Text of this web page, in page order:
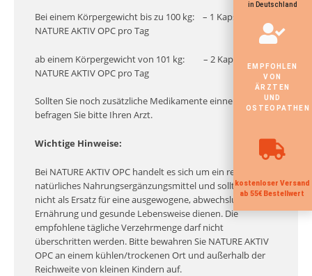
Bei einem Körpergewicht bis zu 100 kg: – 1 Kapsel
NATURE AKTIV OPC pro Tag
ab einem Körpergewicht von 101 kg: – 2 Kapseln
NATURE AKTIV OPC pro Tag
Sollten Sie noch zusätzliche Medikamente einnehmen,
befragen Sie bitte Ihren Arzt.
Wichtige Hinweise:
Bei NATURE AKTIV OPC handelt es sich um ein rein
natürliches Nahrungsergänzungsmittel und sollte daher
nicht als Ersatz für eine ausgewogene, abwechslungsreiche
Ernährung und gesunde Lebensweise dienen. Die
empfohlene tägliche Verzehrmenge darf nicht
überschritten werden. Bitte bewahren Sie NATURE AKTIV
OPC an einem kühlen/trockenen Ort und außerhalb der
Reichweite von kleinen Kindern auf.
in Deutschland
EMPFOHLEN
VON
ÄRZTEN
UND
OSTEOPATHEN
kostenloser Versand
ab 55€ Bestellwert